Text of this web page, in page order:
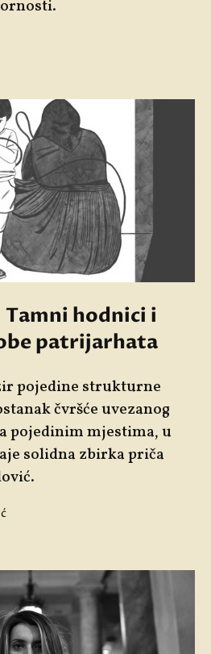
Tamni hodnici i
patrijarhata
pojedine strukturne
čvršće uvezanog
pojedinim mjestima, u
solidna zbirka priča